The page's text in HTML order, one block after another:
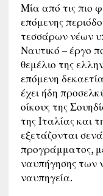
Μία από τις πιο
επόμενης
τεσσάρων νέων
Ναυτικό – έργο
θεμέλιο της
επόμενη
έχει ήδη
οίκους της
της Ιταλίας και
εξετάζονται
προγράμματος,
ναυπήγησης των
ναυπηγεία.